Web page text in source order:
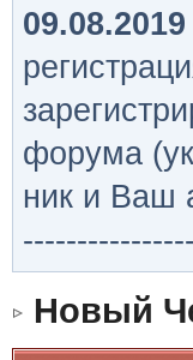
09.08.2019
форума
ник и Ваш
Новый